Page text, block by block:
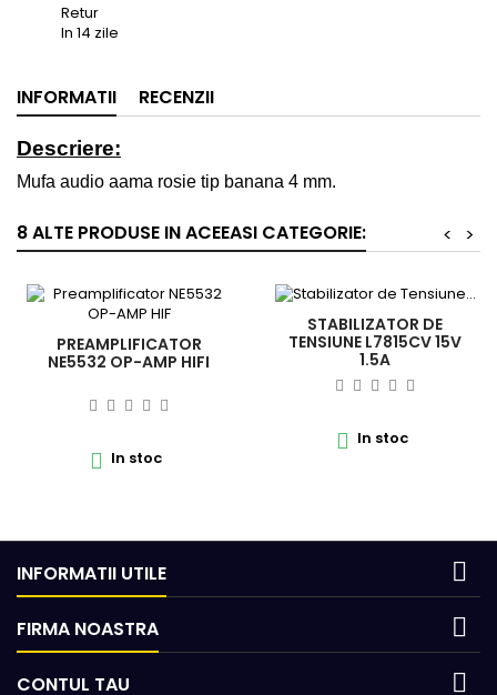
Retur
In 14 zile
INFORMATII RECENZII
Descriere:
Mufa audio aama rosie tip banana 4 mm.
8 ALTE PRODUSE IN ACEEASI CATEGORIE: >
<
PREAMPLIFICATOR
NE5532 OP-AMP HIFI
 In stoc
STABILIZATOR DE
TENSIUNE L7815CV 15V
1.5A
 In stoc
INFORMATII UTILE 
FIRMA NOASTRA 
CONTUL TAU 